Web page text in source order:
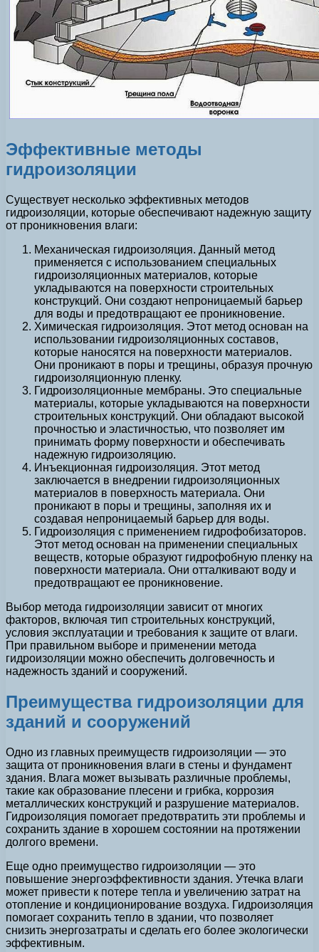
Эффективные методы
гидроизоляции
Существует несколько эффективных методов
гидроизоляции, которые обеспечивают надежную защиту
от проникновения влаги:
Механическая гидроизоляция. Данный метод
применяется с использованием специальных
гидроизоляционных материалов, которые
укладываются на поверхности строительных
конструкций. Они создают непроницаемый барьер
для воды и предотвращают ее проникновение.
Химическая гидроизоляция. Этот метод основан на
использовании гидроизоляционных составов,
которые наносятся на поверхности материалов.
Они проникают в поры и трещины, образуя прочную
гидроизоляционную пленку.
Гидроизоляционные мембраны. Это специальные
материалы, которые укладываются на поверхности
строительных конструкций. Они обладают высокой
прочностью и эластичностью, что позволяет им
принимать форму поверхности и обеспечивать
надежную гидроизоляцию.
Инъекционная гидроизоляция. Этот метод
заключается в внедрении гидроизоляционных
материалов в поверхность материала. Они
проникают в поры и трещины, заполняя их и
создавая непроницаемый барьер для воды.
Гидроизоляция с применением гидрофобизаторов.
Этот метод основан на применении специальных
веществ, которые образуют гидрофобную пленку на
поверхности материала. Они отталкивают воду и
предотвращают ее проникновение.
Выбор метода гидроизоляции зависит от многих
факторов, включая тип строительных конструкций,
условия эксплуатации и требования к защите от влаги.
При правильном выборе и применении метода
гидроизоляции можно обеспечить долговечность и
надежность зданий и сооружений.
Преимущества гидроизоляции для
зданий и сооружений
Одно из главных преимуществ гидроизоляции — это
защита от проникновения влаги в стены и фундамент
здания. Влага может вызывать различные проблемы,
такие как образование плесени и грибка, коррозия
металлических конструкций и разрушение материалов.
Гидроизоляция помогает предотвратить эти проблемы и
сохранить здание в хорошем состоянии на протяжении
долгого времени.
Еще одно преимущество гидроизоляции — это
повышение энергоэффективности здания. Утечка влаги
может привести к потере тепла и увеличению затрат на
отопление и кондиционирование воздуха. Гидроизоляция
помогает сохранить тепло в здании, что позволяет
снизить энергозатраты и сделать его более экологически
эффективным.